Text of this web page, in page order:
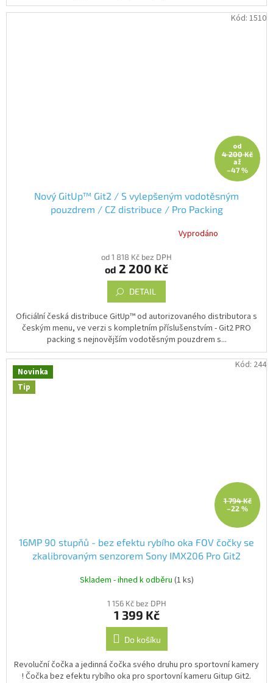
od
4 200 Kč
až
–47 %
Nový GitUp™ Git2 / S vylepšeným vodotěsným
pouzdrem / CZ distribuce / Pro Packing
hvězdiček.
Vyprodáno
od 1 818 Kč bez DPH
od 2 200 Kč
DETAIL
Oficiální česká distribuce GitUp™ od autorizovaného distributora s
českým menu, ve verzi s kompletním příslušenstvím - Git2 PRO
packing s nejnovějším vodotěsným pouzdrem s...
Kód: 1510
Novinka
Tip
1 794 Kč
–22 %
16MP 90 stupňů - bez efektu rybího oka FOV čočky se
zkalibrovaným senzorem Sony IMX206 Pro Git2
Skladem - ihned k odběru (1 ks)
1 156 Kč bez DPH
1 399 Kč
Do košíku
Revoluční čočka a jedinná čočka svého druhu pro sportovní kamery
! Čočka bez efektu rybího oka pro sportovní kameru Gitup Git2.
Kód: 244